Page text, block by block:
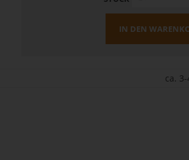
IN DEN
ca.